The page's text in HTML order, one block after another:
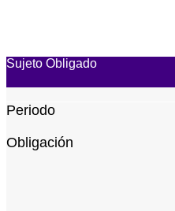
Sujeto Obligado
Periodo
Obligación